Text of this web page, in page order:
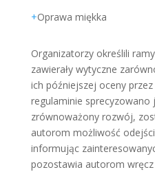
Oprawa miękka
Organizatorzy określili
zawierały wytyczne
ich późniejszej oceny
regulaminie sprecyzowano
zrównoważony rozwój,
autorom możliwość
informując
pozostawia autorom